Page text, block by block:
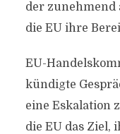
der zunehmend
die EU ihre
EU-
kündigte
eine Eskalation
die EU das Ziel,